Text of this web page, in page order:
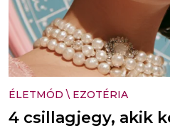
ÉLETMÓD \ EZOTÉRIA
4 csillagjegy, akik